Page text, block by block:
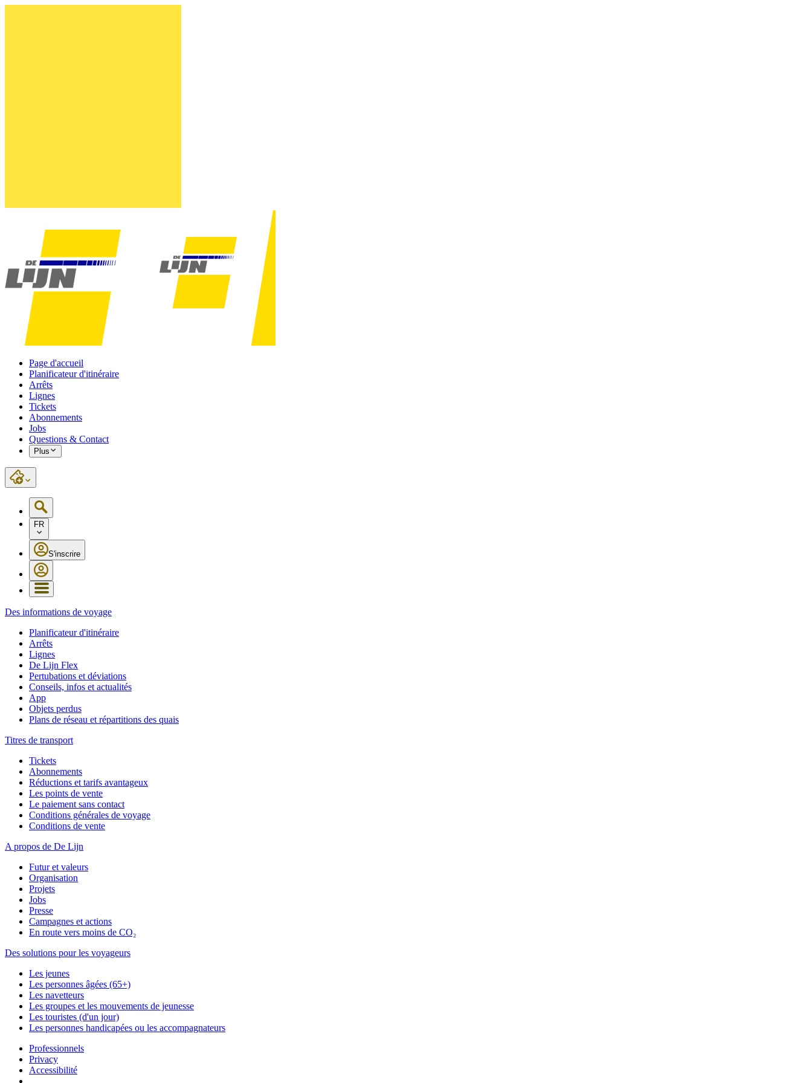
Page d'accueil
Planificateur d'itinéraire
Arrêts
Lignes
Tickets
Abonnements
Jobs
Questions & Contact
Plus
FR
S'inscrire
Des informations de voyage
Planificateur d'itinéraire
Arrêts
Lignes
De Lijn Flex
Pertubations et déviations
Conseils, infos et actualités
App
Objets perdus
Plans de réseau et répartitions des quais
Titres de transport
Tickets
Abonnements
Réductions et tarifs avantageux
Les points de vente
Le paiement sans contact
Conditions générales de voyage
Conditions de vente
A propos de De Lijn
Futur et valeurs
Organisation
Projets
Jobs
Presse
Campagnes et actions
En route vers moins de CO₂
Des solutions pour les voyageurs
Les jeunes
Les personnes âgées (65+)
Les navetteurs
Les groupes et les mouvements de jeunesse
Les touristes (d'un jour)
Les personnes handicapées ou les accompagnateurs
Professionnels
Privacy
Accessibilité